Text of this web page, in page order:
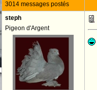
3014 messages postés
steph
Pigeon d'Argent